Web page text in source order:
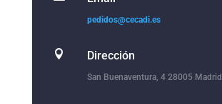
pedidos@cecadi.es
 Dirección
San Buenaventura, 4 28005 Madrid